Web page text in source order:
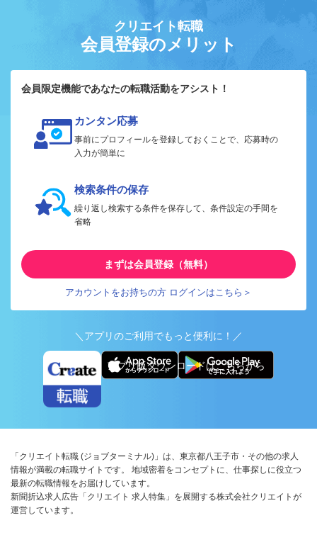
クリエイト転職
会員登録のメリット
会員限定機能であなたの転職活動をアシスト！
カンタン応募
事前にプロフィールを登録しておくことで、応募時の
入力が簡単に
検索条件の保存
繰り返し検索する条件を保存して、条件設定の手間を
省略
まずは会員登録（無料）
アカウントをお持ちの方 ログインはこちら＞
＼アプリのご利用でもっと便利に！／
アプリ版ダウンロードはこちらから
「クリエイト転職 (ジョブターミナル)」は、東京都八王子市・その他の求人
情報が満載の転職サイトです。 地域密着をコンセプトに、仕事探しに役立つ
最新の転職情報をお届けしています。
新聞折込求人広告「クリエイト 求人特集」を展開する株式会社クリエイトが
運営しています。